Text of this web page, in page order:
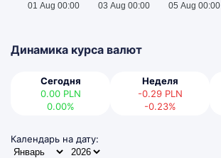
01 Aug 00:00 03 Aug 00:00 05 Aug 00:00
Динамика курса валют
Сегодня
0.00 PLN
0.00%
Неделя
-0.29 PLN
-0.23%
Календарь на дату: